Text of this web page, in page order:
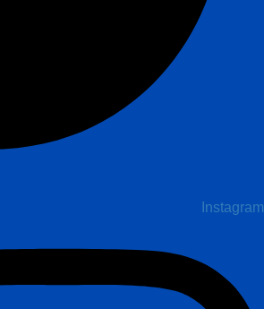
Instagram